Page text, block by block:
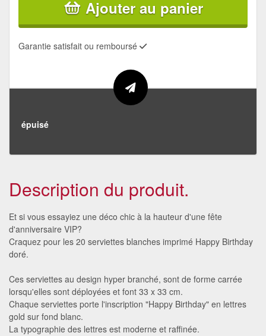
Ajouter au panier
Garantie satisfait ou remboursé
épuisé
Description du produit.
Et si vous essayiez une déco chic à la hauteur d'une fête
d'anniversaire VIP?
Craquez pour les 20 serviettes blanches imprimé Happy Birthday
doré.
Ces serviettes au design hyper branché, sont de forme carrée
lorsqu'elles sont déployées et font 33 x 33 cm.
Chaque serviettes porte l'inscription "Happy Birthday" en lettres
gold sur fond blanc.
La typographie des lettres est moderne et raffinée.